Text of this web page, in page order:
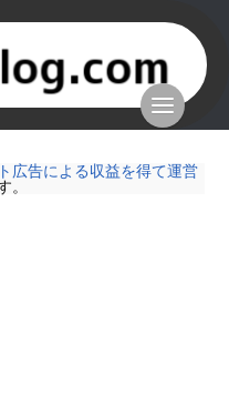
広告による収益を得て運営
。